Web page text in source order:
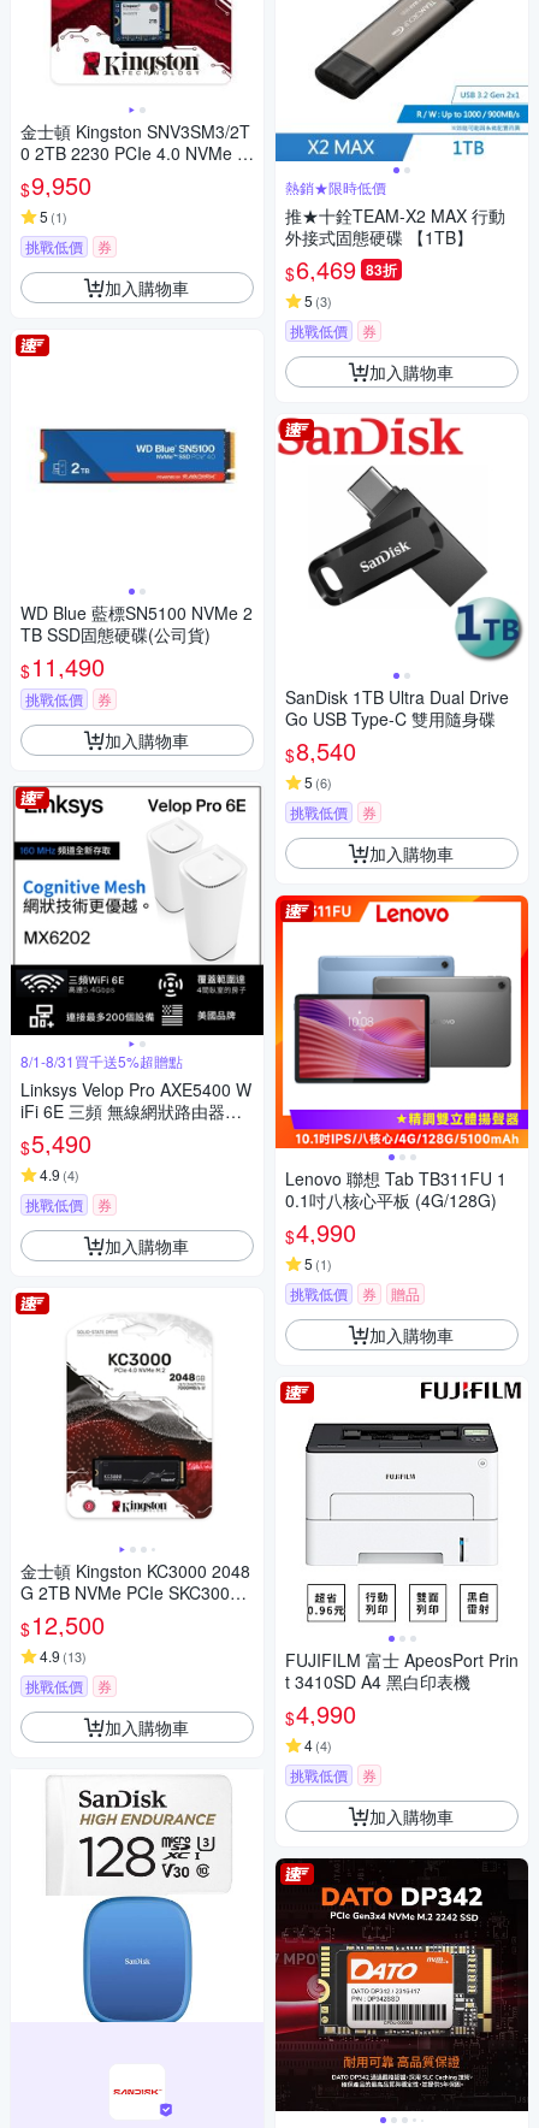
金士頓 Kingston SNV3SM3/2T
0 2TB 2230 PCIe 4.0 NVMe N
V3 SSD固態硬碟
$9,950
5 (1)
挑戰低價 券
加入購物車
WD Blue 藍標SN5100 NVMe 2
TB SSD固態硬碟(公司貨)
$11,490
挑戰低價 券
加入購物車
8/1-8/31買千送5%超贈點
Linksys Velop Pro AXE5400 W
iFi 6E 三頻 無線網狀路由器MX
6202-AH(二入)
$5,490
4.9 (4)
挑戰低價 券
加入購物車
金士頓 Kingston KC3000 2048
G 2TB NVMe PCIe SKC3000
D/2048G SSD 固態硬碟
$12,500
4.9 (13)
挑戰低價 券
加入購物車
熱銷★限時低價
推★十銓TEAM-X2 MAX 行動
外接式固態硬碟 【1TB】
$6,469 83折
5 (3)
挑戰低價 券
加入購物車
SanDisk 1TB Ultra Dual Drive
Go USB Type-C 雙用隨身碟
$8,540
5 (6)
挑戰低價 券
加入購物車
Lenovo 聯想 Tab TB311FU 1
0.1吋八核心平板 (4G/128G)
$4,990
5 (1)
挑戰低價 券 贈品
加入購物車
FUJIFILM 富士 ApeosPort Prin
t 3410SD A4 黑白印表機
$4,990
4(4)
挑戰低價 券
加入購物車